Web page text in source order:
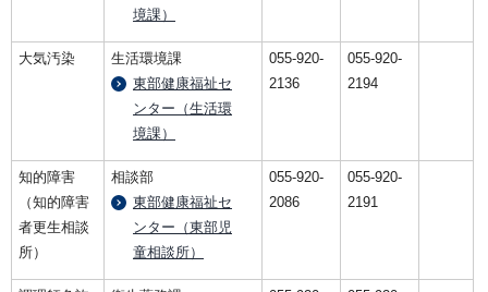
境課）
大気汚染
生活環境課
東部健康福祉セ
ンター（生活環
境課）
055-920-
2136
055-920-
2194
知的障害
（知的障害
者更生相談
所）
相談部
東部健康福祉セ
ンター（東部児
童相談所）
055-920-
2086
055-920-
2191